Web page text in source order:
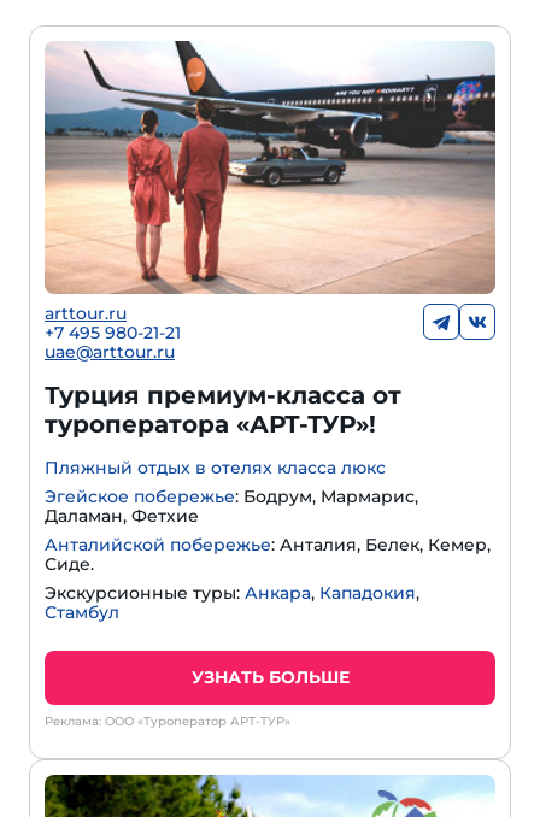
arttour.ru
+7 495 980-21-21
uae@arttour.ru
Турция премиум-класса от
туроператора «АРТ-ТУР»!
Пляжный отдых в отелях класса люкс
Эгейское побережье: Бодрум, Мармарис,
Даламан, Фетхие
Анталийской побережье: Анталия, Белек, Кемер,
Сиде.
Экскурсионные туры: Анкара, Кападокия,
Стамбул
УЗНАТЬ БОЛЬШЕ
Реклама: ООО «Туроператор АРТ-ТУР»